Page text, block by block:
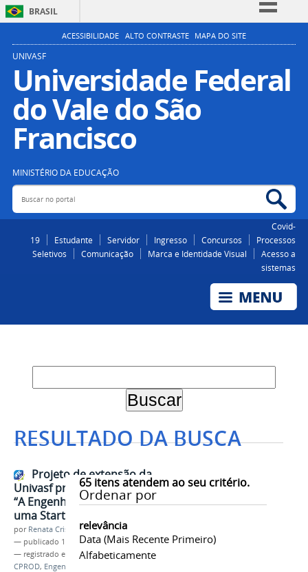
BRASIL
Simplifique!
Participe
Acesso à informação
Legislação
ACESSIBILIDADE ALTO CONTRASTE MAPA DO SITE
UNIVASF
Universidade Federal
do Vale do São
Francisco
MINISTÉRIO DA EDUCAÇÃO
Buscar no portal
Covid-
19
Estudante Servidor Ingresso Concursos
Processos
Seletivos
Comunicação Marca e Identidade Visual
Acesso a
sistemas
RESULTADO DA BUSCA
65itens atendem ao seu critério.
Ordenar por
relevância
Data (mais Recente Primeiro)
Alfabeticamente
Projeto de extensão da
Univasf promove palestra sobre
“A Engenharia de Produção em
uma Startup de delivery”
por Renata Cristina de Sá Barreto Freitas
— publicado 13/02/2023
— registrado em:
Extensão,Tempos de Produção
CPROD, Engenharia de Produção